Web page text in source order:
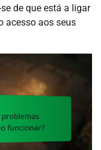
de que está a ligar
acesso aos seus